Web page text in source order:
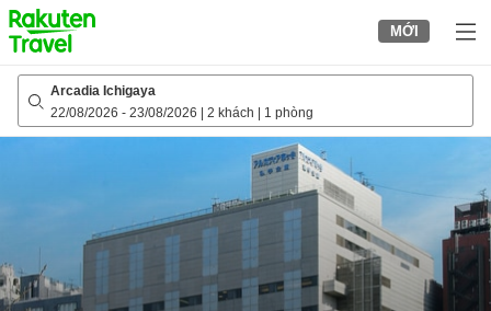
to
top
page
MỚI
Arcadia Ichigaya
22/08/2026 - 23/08/2026 2 khách 1 phòng